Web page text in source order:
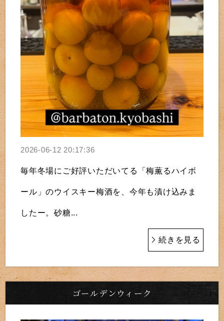
2026-06-12 20:17:36
毎年冬場にご好評いただいてる「梅薫るハイボ
ール」のウイスキー梅酒を、今年も漬け込みま
したー。砂糖...
続きを見る
ゴールデンウィーク